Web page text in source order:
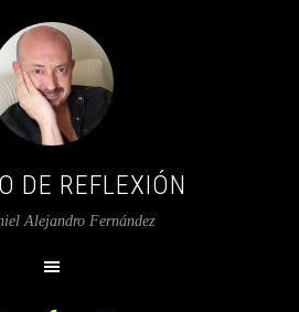
DE REFLEXIÓN
Alejandro Fernández